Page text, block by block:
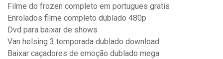
Filme do frozen completo em portugues gratis
Enrolados filme completo dublado 480p
Dvd para baixar de shows
Van helsing 3 temporada dublado download
Baixar caçadores de emoção dublado mega